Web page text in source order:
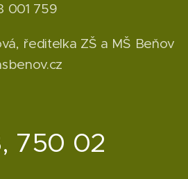
001 759
ředitelka ZŠ a MŠ Beňov
750 02